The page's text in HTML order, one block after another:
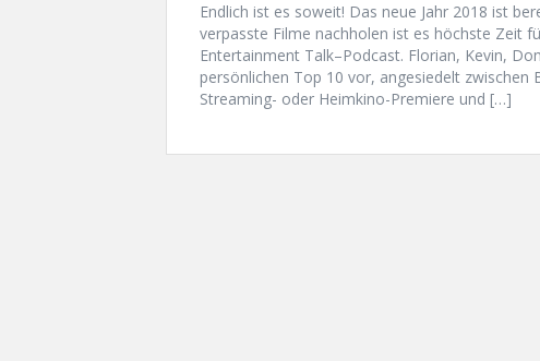
Endlich ist es soweit! Das neue Jahr 2018 ist
verpasste Filme nachholen ist es höchste Zeit
Entertainment Talk–Podcast. Florian, Kevin,
persönlichen Top 10 vor, angesiedelt
Streaming- oder Heimkino-Premiere und […]